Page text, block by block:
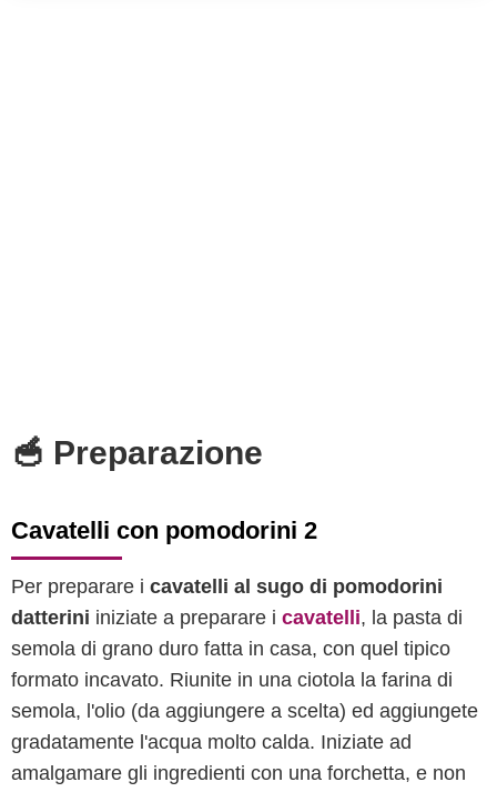
🥣 Preparazione
Cavatelli con pomodorini 2
Per preparare i cavatelli al sugo di pomodorini
datterini iniziate a preparare i cavatelli, la pasta di
semola di grano duro fatta in casa, con quel tipico
formato incavato. Riunite in una ciotola la farina di
semola, l'olio (da aggiungere a scelta) ed aggiungete
gradatamente l'acqua molto calda. Iniziate ad
amalgamare gli ingredienti con una forchetta, e non